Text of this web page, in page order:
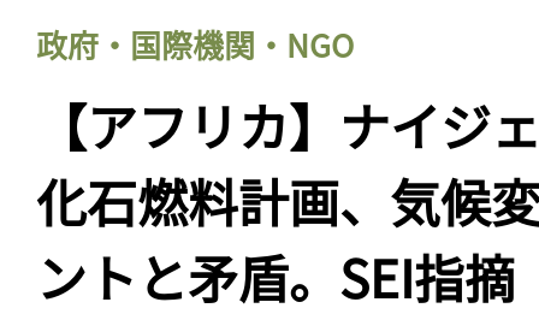
政府・国際機関・NGO
【アフリカ】ナイジ
化石燃料計画、気候
ントと矛盾。SEI指摘